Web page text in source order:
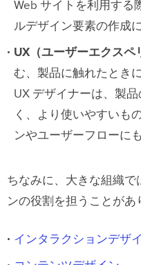
Web サイトを利用する
ルデザイン要素の作成
UX（ユーザーエクスペ
む、製品に触れたとき
UX デザイナーは、製
く、より使いやすいも
ンやユーザーフローに
ちなみに、大きな組織で
ンの役割を担うことがあ
インタラクションデザ